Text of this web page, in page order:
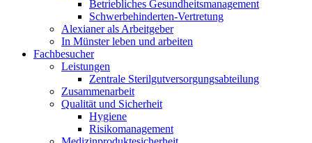
Betriebliches Gesundheitsmanagement
Schwerbehinderten-Vertretung
Alexianer als Arbeitgeber
In Münster leben und arbeiten
Fachbesucher
Leistungen
Zentrale Sterilgutversorgungsabteilung
Zusammenarbeit
Qualität und Sicherheit
Hygiene
Risikomanagement